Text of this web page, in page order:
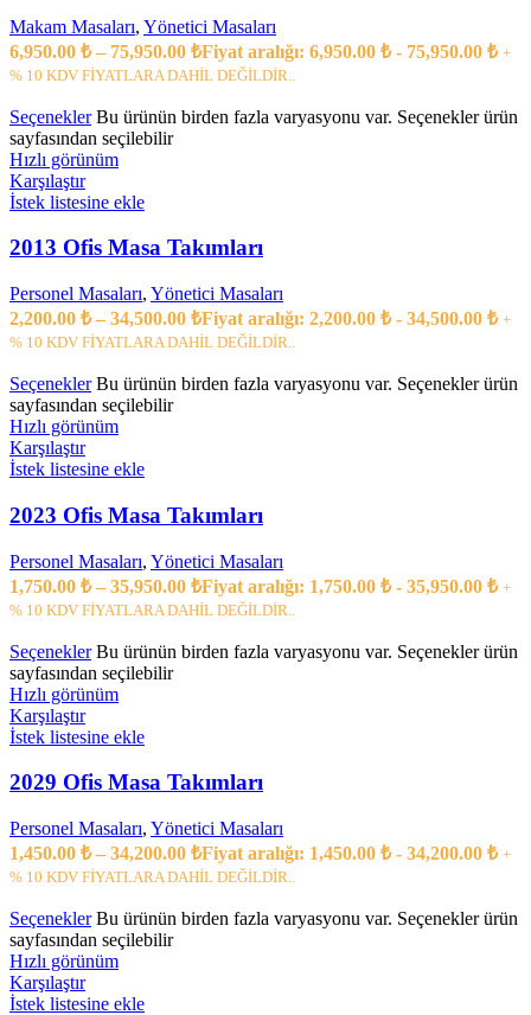
Makam Masaları, Yönetici Masaları
6,950.00 ₺ – 75,950.00 ₺Fiyat aralığı: 6,950.00 ₺ - 75,950.00 ₺ +
% 10 KDV FİYATLARA DAHİL DEĞİLDİR..
Seçenekler Bu ürünün birden fazla varyasyonu var. Seçenekler ürün
sayfasından seçilebilir
Hızlı görünüm
Karşılaştır
İstek listesine ekle
2013 Ofis Masa Takımları
Personel Masaları, Yönetici Masaları
2,200.00 ₺ – 34,500.00 ₺Fiyat aralığı: 2,200.00 ₺ - 34,500.00 ₺ +
% 10 KDV FİYATLARA DAHİL DEĞİLDİR..
Seçenekler Bu ürünün birden fazla varyasyonu var. Seçenekler ürün
sayfasından seçilebilir
Hızlı görünüm
Karşılaştır
İstek listesine ekle
2023 Ofis Masa Takımları
Personel Masaları, Yönetici Masaları
1,750.00 ₺ – 35,950.00 ₺Fiyat aralığı: 1,750.00 ₺ - 35,950.00 ₺ +
% 10 KDV FİYATLARA DAHİL DEĞİLDİR..
Seçenekler Bu ürünün birden fazla varyasyonu var. Seçenekler ürün
sayfasından seçilebilir
Hızlı görünüm
Karşılaştır
İstek listesine ekle
2029 Ofis Masa Takımları
Personel Masaları, Yönetici Masaları
1,450.00 ₺ – 34,200.00 ₺Fiyat aralığı: 1,450.00 ₺ - 34,200.00 ₺ +
% 10 KDV FİYATLARA DAHİL DEĞİLDİR..
Seçenekler Bu ürünün birden fazla varyasyonu var. Seçenekler ürün
sayfasından seçilebilir
Hızlı görünüm
Karşılaştır
İstek listesine ekle